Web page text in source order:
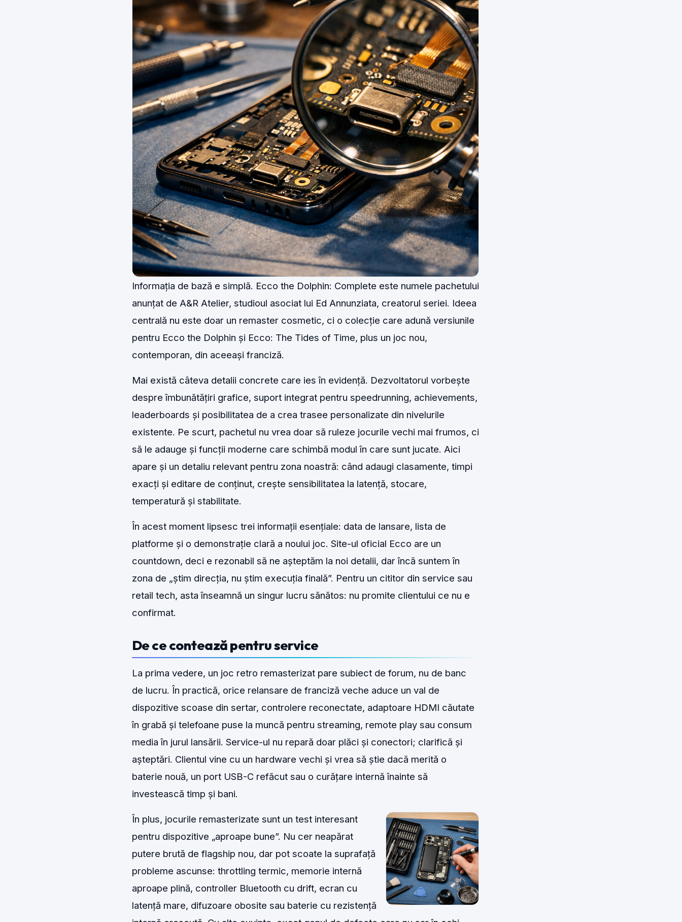
Informația de bază e simplă. Ecco the Dolphin: Complete este numele pachetului
anunțat de A&R Atelier, studioul asociat lui Ed Annunziata, creatorul seriei. Ideea
centrală nu este doar un remaster cosmetic, ci o colecție care adună versiunile
pentru Ecco the Dolphin și Ecco: The Tides of Time, plus un joc nou,
contemporan, din aceeași franciză.
Mai există câteva detalii concrete care ies în evidență. Dezvoltatorul vorbește
despre îmbunătățiri grafice, suport integrat pentru speedrunning, achievements,
leaderboards și posibilitatea de a crea trasee personalizate din nivelurile
existente. Pe scurt, pachetul nu vrea doar să ruleze jocurile vechi mai frumos, ci
să le adauge și funcții moderne care schimbă modul în care sunt jucate. Aici
apare și un detaliu relevant pentru zona noastră: când adaugi clasamente, timpi
exacți și editare de conținut, crește sensibilitatea la latență, stocare,
temperatură și stabilitate.
În acest moment lipsesc trei informații esențiale: data de lansare, lista de
platforme și o demonstrație clară a noului joc. Site-ul oficial Ecco are un
countdown, deci e rezonabil să ne așteptăm la noi detalii, dar încă suntem în
zona de „știm direcția, nu știm execuția finală”. Pentru un cititor din service sau
retail tech, asta înseamnă un singur lucru sănătos: nu promite clientului ce nu e
confirmat.
De ce contează pentru service
La prima vedere, un joc retro remasterizat pare subiect de forum, nu de banc
de lucru. În practică, orice relansare de franciză veche aduce un val de
dispozitive scoase din sertar, controlere reconectate, adaptoare HDMI căutate
în grabă și telefoane puse la muncă pentru streaming, remote play sau consum
media în jurul lansării. Service-ul nu repară doar plăci și conectori; clarifică și
așteptări. Clientul vine cu un hardware vechi și vrea să știe dacă merită o
baterie nouă, un port USB-C refăcut sau o curățare internă înainte să
investească timp și bani.
În plus, jocurile remasterizate sunt un test interesant
pentru dispozitive „aproape bune”. Nu cer neapărat
putere brută de flagship nou, dar pot scoate la suprafață
probleme ascunse: throttling termic, memorie internă
aproape plină, controller Bluetooth cu drift, ecran cu
latență mare, difuzoare obosite sau baterie cu rezistență